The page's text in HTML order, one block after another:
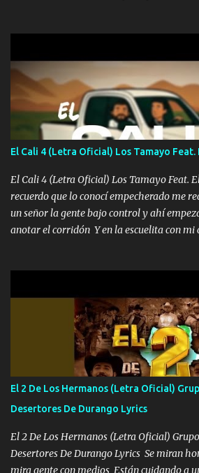
pa más pues hay charola les voy a dar
otra Música Surcando bien mi camino voy
los lados aquel que no corre vuela no se
Ya pasé varias hazañas ya tienen rato que
de este León los estatales no sé esperaron
también la nueve que cargo al lado doy la
al traicionero damos pa abajo Y No me
pues hay charola les voy a dar hasta topar
El Cali 4 (Letra Oficial) Los Tamayo Feat.
El Cali 4 (Letra Oficial) Los Tamayo Feat.
recuerdo que lo conocí empecherado me
un señor la gente bajo control y ahí
anotar el corridón Y en la escuelita con mi
camisa es color Verde y peleam0s la
con los drones patrullando la Frontera De
Bellas Artes me ve en las blancas ya hace
verde se le extraña pa que sepan Aquí Pura
POR CLAVE ES EL CALI 4 EN LA CIUDAD
tirante andamos mi carnal atento a
se ve limpio el camino nos confiamos al
misma piedra me vuelvo a tropezar
en corto me tiró a per...
El 2 De Los Hermanos (Letra Oficial)
Desertores De Durango Lyrics
El 2 De Los Hermanos (Letra Oficial) Grupo
Desertores De Durango Lyrics Se miran
mira gente con medios Están cuidando a